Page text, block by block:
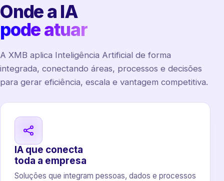
Onde a IA
pode atuar
A XMB aplica Inteligência Artificial de forma
integrada, conectando áreas, processos e decisões
para gerar eficiência, escala e vantagem competitiva.
IA que conecta
toda a empresa
Soluções que integram pessoas, dados e processos